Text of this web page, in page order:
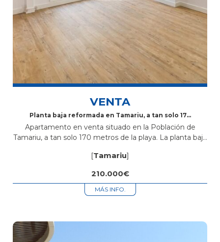
VENTA
Planta baja reformada en Tamariu, a tan solo 170
Apartamento en venta situado en la Población de
Tamariu, a tan solo 170 metros de la playa. La planta baja
[Tamariu]
210.000€
MÁS INFO.